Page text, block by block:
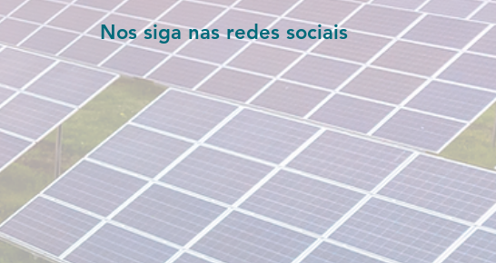
Nos siga nas redes sociais